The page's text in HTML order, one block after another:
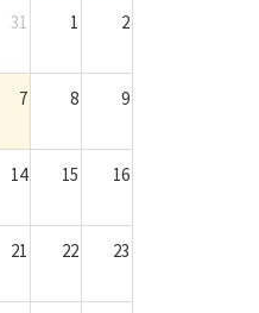
31 1 2
7 8 9
14 15 16
21 22 23